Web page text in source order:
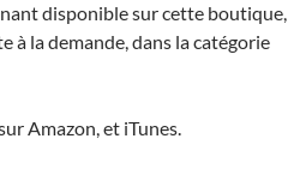
disponible sur cette boutique,
à la demande, dans la catégorie
Amazon, et iTunes.